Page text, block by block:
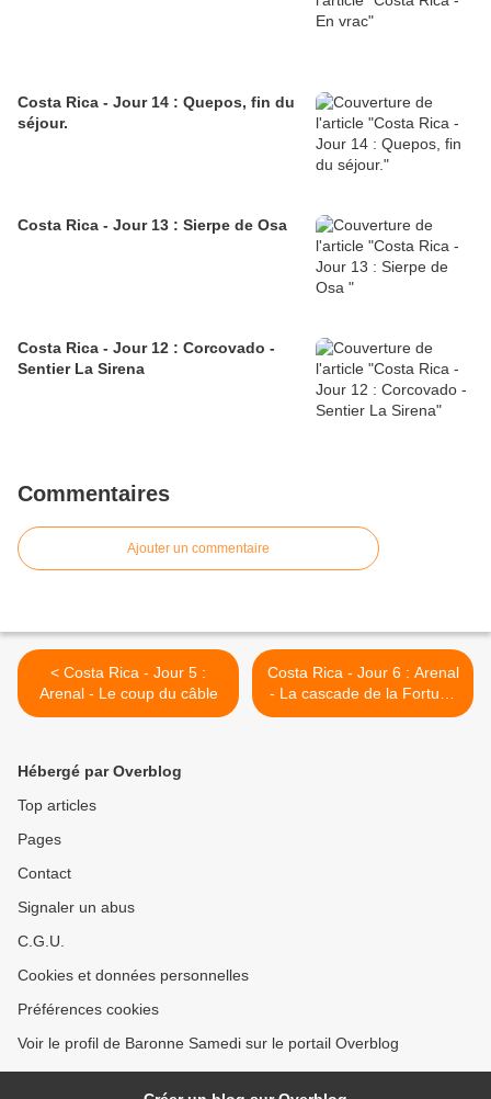
Costa Rica - Jour 14 : Quepos, fin du
séjour.
Costa Rica - Jour 13 : Sierpe de Osa
Costa Rica - Jour 12 : Corcovado -
Sentier La Sirena
Commentaires
Ajouter un commentaire
< Costa Rica - Jour 5 :
Arenal - Le coup du câble
Costa Rica - Jour 6 : Arenal
- La cascade de la Fortuna
>
Hébergé par Overblog
Top articles
Pages
Contact
Signaler un abus
C.G.U.
Cookies et données personnelles
Préférences cookies
Voir le profil de Baronne Samedi sur le portail Overblog